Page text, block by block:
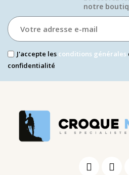
notre
J'accepte les conditions générales
confidentialité